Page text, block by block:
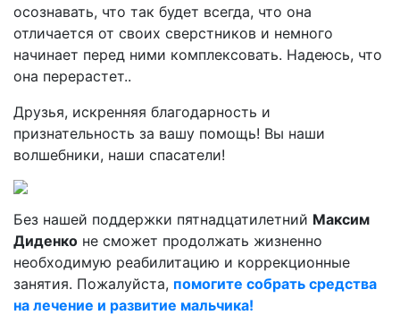
осознавать, что так будет всегда, что она
отличается от своих сверстников и немного
начинает перед ними комплексовать. Надеюсь, что
она перерастет..
Друзья, искренняя благодарность и
признательность за вашу помощь! Вы наши
волшебники, наши спасатели!
Без нашей поддержки пятнадцатилетний Максим
Диденко не сможет продолжать жизненно
необходимую реабилитацию и коррекционные
занятия. Пожалуйста, помогите собрать средства
на лечение и развитие мальчика!